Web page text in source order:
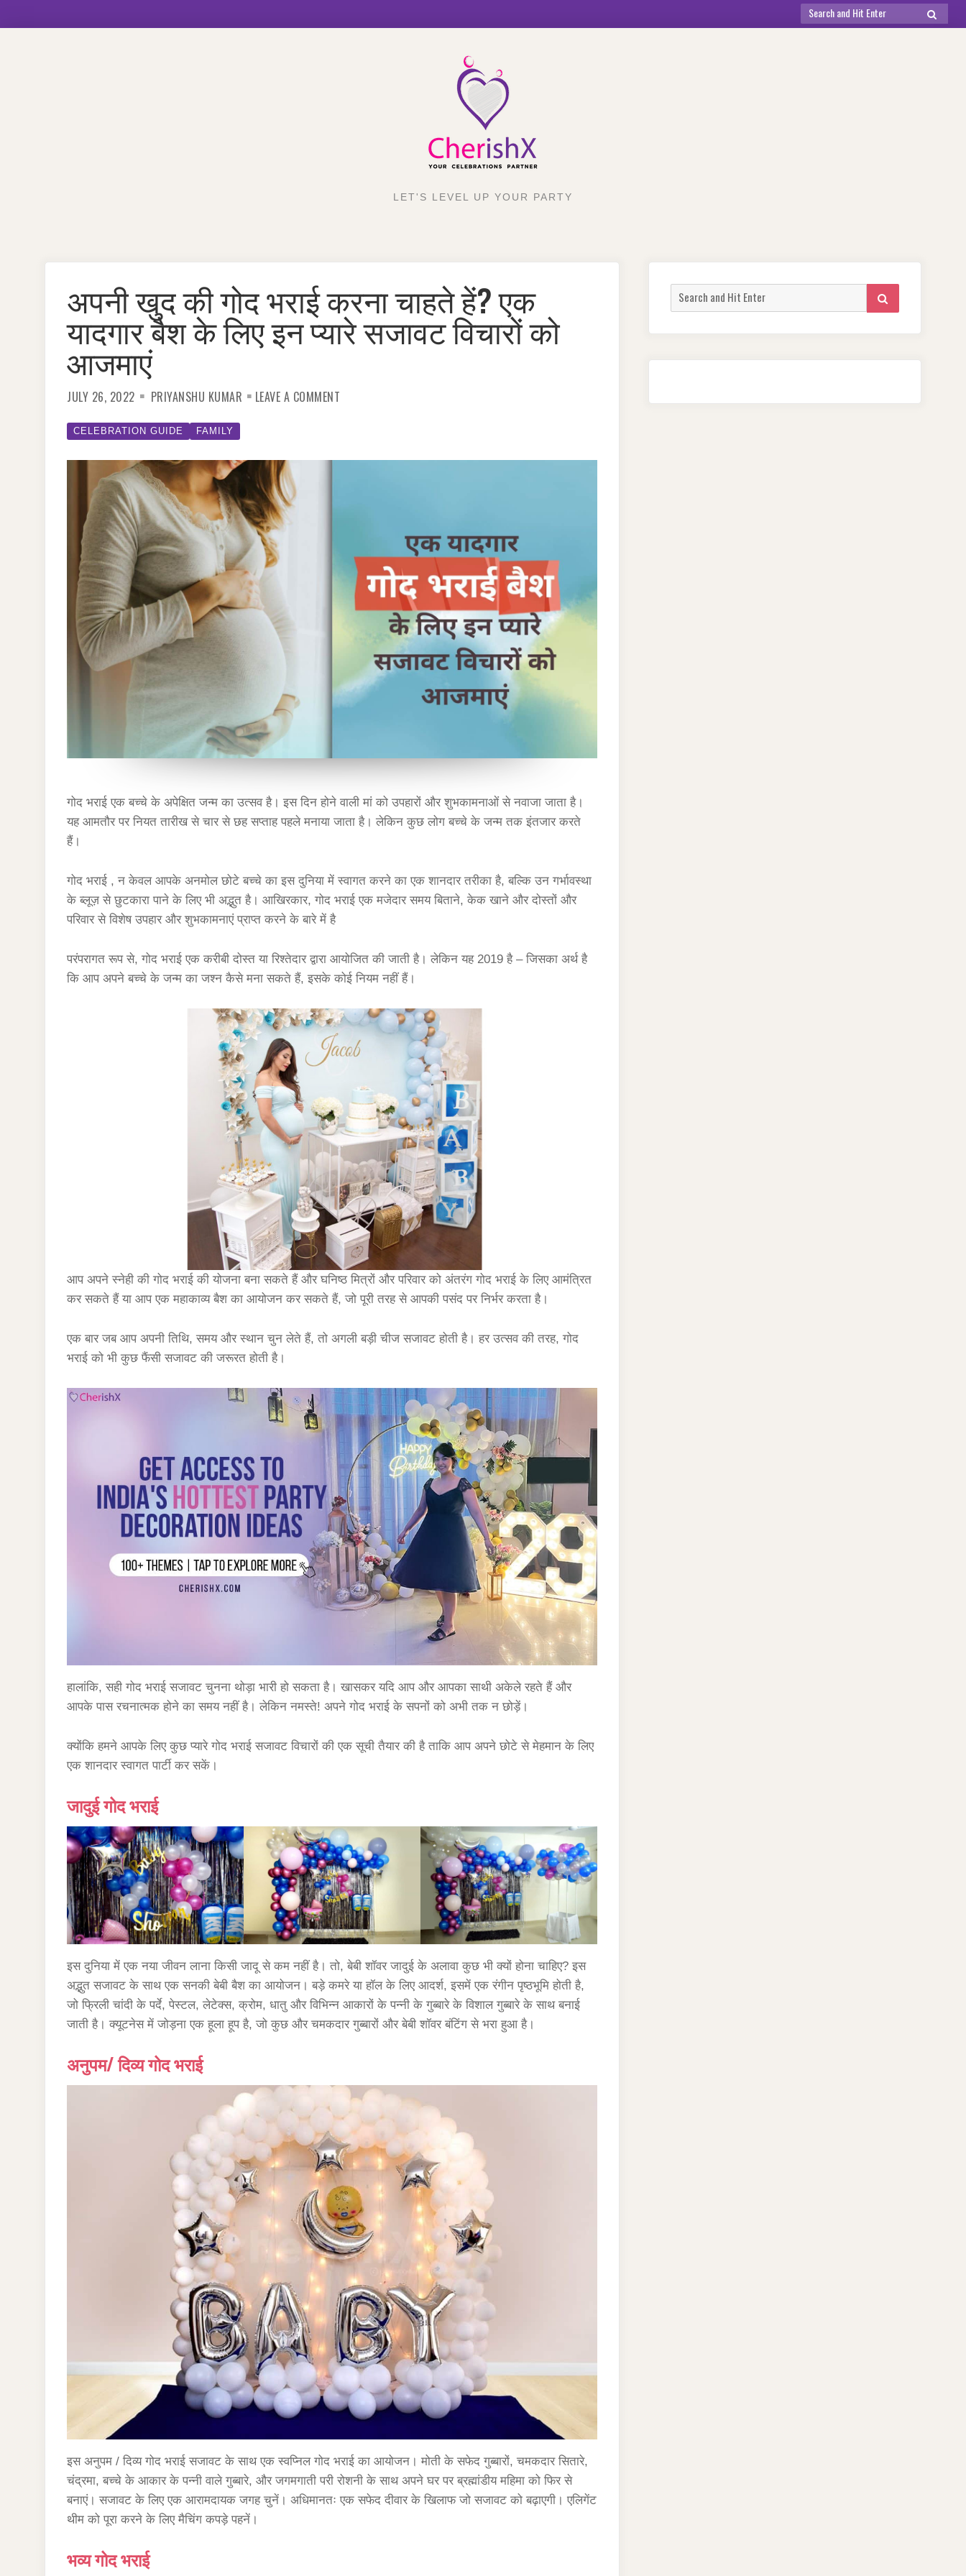
Search
for:
SEARCH
LET'S LEVEL UP YOUR PARTY
अपनी खुद की गोद भराई करना चाहते हें? एक
यादगार बैश के लिए इन प्यारे सजावट विचारों को
आजमाएं
JULY 26, 2022 PRIYANSHU KUMAR LEAVE A COMMENT
चाहते
प्यारे
सजावट
विचारों
आजमाएं
CELEBRATION GUIDE FAMILY
गोद भराई एक बच्चे के अपेक्षित जन्म का उत्सव है। इस दिन होने वाली मां को उपहारों और शुभकामनाओं से नवाजा जाता है।
यह आमतौर पर नियत तारीख से चार से छह सप्ताह पहले मनाया जाता है। लेकिन कुछ लोग बच्चे के जन्म तक इंतजार करते
हैं।
गोद भराई , न केवल आपके अनमोल छोटे बच्चे का इस दुनिया में स्वागत करने का एक शानदार तरीका है, बल्कि उन गर्भावस्था
के ब्लूज़ से छुटकारा पाने के लिए भी अद्भुत है। आखिरकार, गोद भराई एक मजेदार समय बिताने, केक खाने और दोस्तों और
परिवार से विशेष उपहार और शुभकामनाएं प्राप्त करने के बारे में है
परंपरागत रूप से, गोद भराई एक करीबी दोस्त या रिश्तेदार द्वारा आयोजित की जाती है। लेकिन यह 2019 है – जिसका अर्थ है
कि आप अपने बच्चे के जन्म का जश्न कैसे मना सकते हैं, इसके कोई नियम नहीं हैं।
आप अपने स्नेही की गोद भराई की योजना बना सकते हैं और घनिष्ठ मित्रों और परिवार को अंतरंग गोद भराई के लिए आमंत्रित
कर सकते हैं या आप एक महाकाव्य बैश का आयोजन कर सकते हैं, जो पूरी तरह से आपकी पसंद पर निर्भर करता है।
एक बार जब आप अपनी तिथि, समय और स्थान चुन लेते हैं, तो अगली बड़ी चीज सजावट होती है। हर उत्सव की तरह, गोद
भराई को भी कुछ फैंसी सजावट की जरूरत होती है।
हालांकि, सही गोद भराई सजावट चुनना थोड़ा भारी हो सकता है। खासकर यदि आप और आपका साथी अकेले रहते हैं और
आपके पास रचनात्मक होने का समय नहीं है। लेकिन नमस्ते! अपने गोद भराई के सपनों को अभी तक न छोड़ें।
क्योंकि हमने आपके लिए कुछ प्यारे गोद भराई सजावट विचारों की एक सूची तैयार की है ताकि आप अपने छोटे से मेहमान के लिए
एक शानदार स्वागत पार्टी कर सकें।
जादुई गोद भराई
इस दुनिया में एक नया जीवन लाना किसी जादू से कम नहीं है। तो, बेबी शॉवर जादुई के अलावा कुछ भी क्यों होना चाहिए? इस
अद्भुत सजावट के साथ एक सनकी बेबी बैश का आयोजन। बड़े कमरे या हॉल के लिए आदर्श, इसमें एक रंगीन पृष्ठभूमि होती है,
जो फ्रिली चांदी के पर्दे, पेस्टल, लेटेक्स, क्रोम, धातु और विभिन्न आकारों के पन्नी के गुब्बारे के विशाल गुब्बारे के साथ बनाई
जाती है। क्यूटनेस में जोड़ना एक हूला हूप है, जो कुछ और चमकदार गुब्बारों और बेबी शॉवर बंटिंग से भरा हुआ है।
अनुपम/ दिव्य गोद भराई
इस अनुपम / दिव्य गोद भराई सजावट के साथ एक स्वप्निल गोद भराई का आयोजन। मोती के सफेद गुब्बारों, चमकदार सितारे,
चंद्रमा, बच्चे के आकार के पन्नी वाले गुब्बारे, और जगमगाती परी रोशनी के साथ अपने घर पर ब्रह्मांडीय महिमा को फिर से
बनाएं। सजावट के लिए एक आरामदायक जगह चुनें। अधिमानतः एक सफेद दीवार के खिलाफ जो सजावट को बढ़ाएगी। एलिगेंट
थीम को पूरा करने के लिए मैचिंग कपड़े पहनें।
भव्य गोद भराई
Search
for:
SEARCH